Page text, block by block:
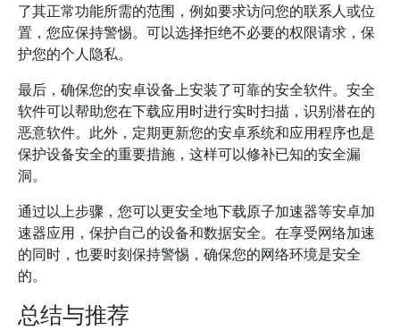
了其正常功能所需的范围，例如要求访问您的联系人或位
置，您应保持警惕。可以选择拒绝不必要的权限请求，保
护您的个人隐私。
最后，确保您的安卓设备上安装了可靠的安全软件。安全
软件可以帮助您在下载应用时进行实时扫描，识别潜在的
恶意软件。此外，定期更新您的安卓系统和应用程序也是
保护设备安全的重要措施，这样可以修补已知的安全漏
洞。
通过以上步骤，您可以更安全地下载原子加速器等安卓加
速器应用，保护自己的设备和数据安全。在享受网络加速
的同时，也要时刻保持警惕，确保您的网络环境是安全
的。
总结与推荐